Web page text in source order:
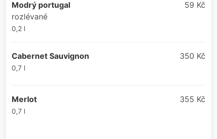
Modrý portugal
59 Kč
rozlévané
0,2 l
Cabernet Sauvignon 350 Kč
0,7 l
Merlot 355 Kč
0,7 l